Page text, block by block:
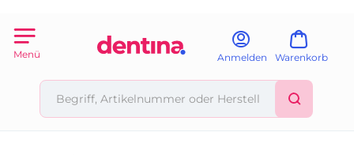
Menü Anmelden Warenkorb